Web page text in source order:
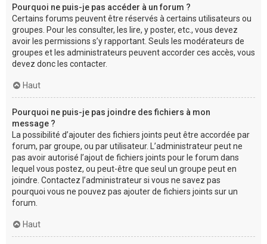
Pourquoi ne puis-je pas accéder à un forum ?
Certains forums peuvent être réservés à certains utilisateurs ou
groupes. Pour les consulter, les lire, y poster, etc., vous devez
avoir les permissions s’y rapportant. Seuls les modérateurs de
groupes et les administrateurs peuvent accorder ces accès, vous
devez donc les contacter.
Haut
Pourquoi ne puis-je pas joindre des fichiers à mon
message ?
La possibilité d’ajouter des fichiers joints peut être accordée par
forum, par groupe, ou par utilisateur. L’administrateur peut ne
pas avoir autorisé l’ajout de fichiers joints pour le forum dans
lequel vous postez, ou peut-être que seul un groupe peut en
joindre. Contactez l’administrateur si vous ne savez pas
pourquoi vous ne pouvez pas ajouter de fichiers joints sur un
forum.
Haut